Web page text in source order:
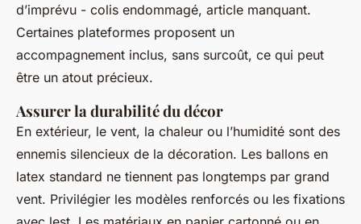
d’imprévu - colis endommagé, article manquant.
Certaines plateformes proposent un
accompagnement inclus, sans surcoût, ce qui peut
être un atout précieux.
Assurer la durabilité du décor
En extérieur, le vent, la chaleur ou l’humidité sont des
ennemis silencieux de la décoration. Les ballons en
latex standard ne tiennent pas longtemps par grand
vent. Privilégier les modèles renforcés ou les fixations